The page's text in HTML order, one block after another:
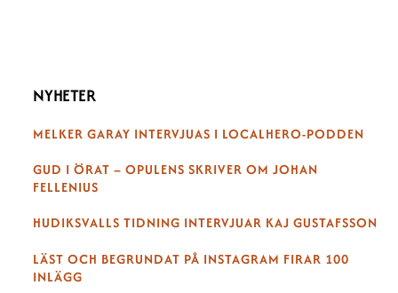
NYHETER
MELKER GARAY INTERVJUAS I LOCALHERO-PODDEN
GUD I ÖRAT – OPULENS SKRIVER OM JOHAN
FELLENIUS
HUDIKSVALLS TIDNING INTERVJUAR KAJ GUSTAFSSON
LÄST OCH BEGRUNDAT PÅ INSTAGRAM FIRAR 100
INLÄGG